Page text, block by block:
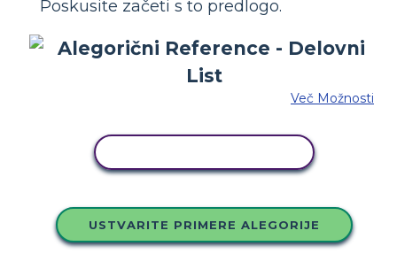
Poskusite začeti s to predlogo.
Več Možnosti
USTVARITE PRIMERE ALEGORIJE